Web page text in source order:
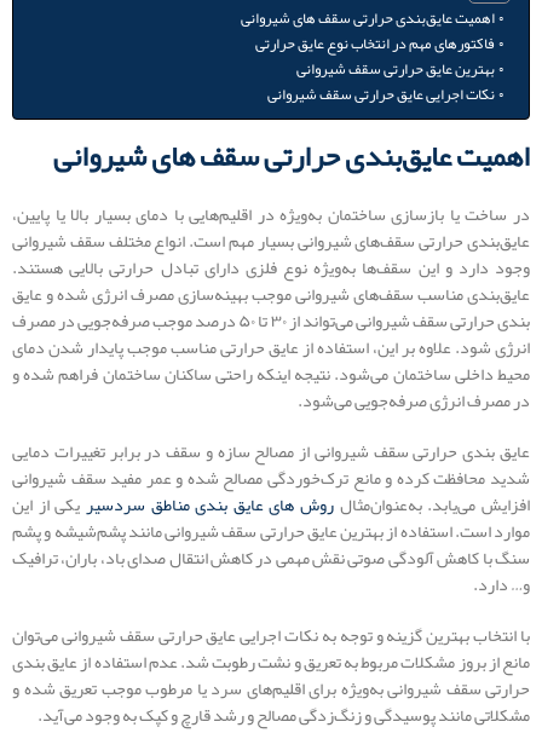
اهمیت عایق‌بندی حرارتی سقف های شیروانی
فاکتورهای مهم در انتخاب نوع عایق حرارتی
بهترین عایق حرارتی سقف شیروانی
نکات اجرایی عایق حرارتی سقف شیروانی
اهمیت عایق‌بندی حرارتی سقف های شیروانی
در ساخت یا بازسازی ساختمان به‌ویژه در اقلیم‌هایی با دمای بسیار بالا یا پایین،
عایق‌بندی حرارتی سقف‌های شیروانی بسیار مهم است. انواع مختلف سقف شیروانی
وجود دارد و این سقف‌ها به‌ویژه نوع فلزی دارای تبادل حرارتی بالایی هستند.
عایق‌‌بندی مناسب سقف‌های شیروانی موجب بهینه‌سازی مصرف انرژی شده و عایق
بندی حرارتی سقف شیروانی می‌تواند از ۳۰ تا ۵۰ درصد موجب صرفه‌جویی در مصرف
انرژی شود. علاوه بر این، استفاده از عایق حرارتی مناسب موجب پایدار شدن دمای
محیط داخلی ساختمان می‌شود. نتیجه اینکه راحتی ساکنان ساختمان فراهم شده و
در مصرف انرژی صرفه‌جویی می‌شود.
عایق بندی حرارتی سقف شیروانی از مصالح سازه و سقف در برابر تغییرات دمایی
شدید محافظت کرده و مانع ترک‌خوردگی مصالح شده و عمر مفید سقف شیروانی
افزایش می‌یابد. به‌عنوان‌مثالروش های عایق بندی مناطق سردسیر یکی از این
موارد است. استفاده از بهترین عایق حرارتی سقف شیروانی مانند پشم‌شیشه و پشم
سنگ با کاهش آلودگی صوتی نقش مهمی در کاهش انتقال صدای باد، باران، ترافیک
و… دارد.
با انتخاب بهترین گزینه و توجه به نکات اجرایی عایق حرارتی سقف شیروانی می‌توان
مانع از بروز مشکلات مربوط به تعریق و نشت رطوبت شد. عدم استفاده از عایق بندی
حرارتی سقف شیروانی به‌ویژه برای اقلیم‌های سرد یا مرطوب موجب تعریق شده و
مشکلاتی مانند پوسیدگی و زنگ‌زدگی مصالح و رشد قارچ و کپک به وجود می‌آید.